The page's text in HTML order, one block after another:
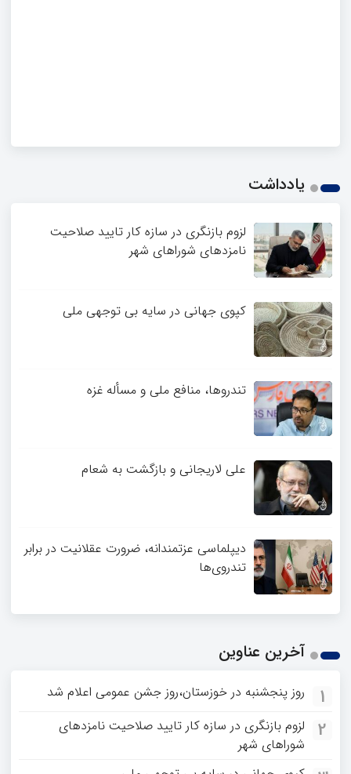
یادداشت
لزوم بازنگری در سازه کار تایید صلاحیت
نامزدهای شوراهای شهر
کپوی جهانی در سایه بی توجهی ملی
تندروها، منافع ملی و مسأله غزه
علی لاریجانی و بازگشت به شعام
دیپلماسی عزتمندانه، ضرورت عقلانیت در برابر
تندروی‌ها
آخرین عناوین
1 روز پنجشنبه در خوزستان،روز جشن عمومی اعلام شد
2
لزوم بازنگری در سازه کار تایید صلاحیت نامزدهای
شوراهای شهر